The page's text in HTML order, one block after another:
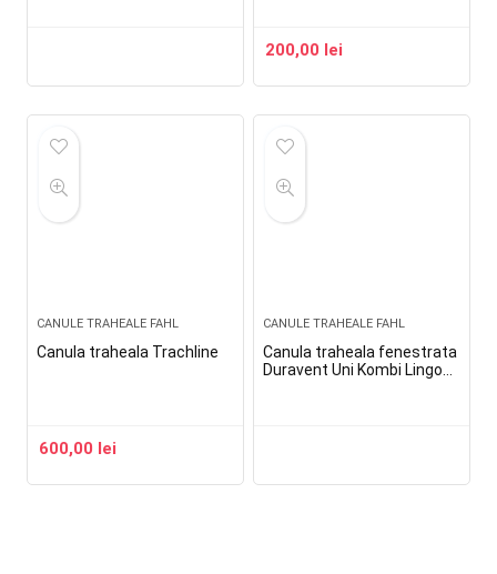
200,00 lei
CANULE TRAHEALE FAHL
Canula traheala Trachline
600,00 lei
CANULE TRAHEALE FAHL
Canula traheala fenestrata
Duravent Uni Kombi Lingo